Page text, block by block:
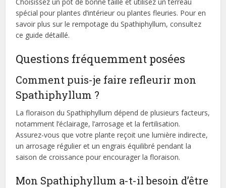
spécial pour plantes d’intérieur ou plantes fleuries. Pour en
savoir plus sur le rempotage du Spathiphyllum, consultez
ce guide détaillé​​.
Questions fréquemment posées
Comment puis-je faire refleurir mon
Spathiphyllum ?
La floraison du Spathiphyllum dépend de plusieurs facteurs,
notamment l’éclairage, l’arrosage et la fertilisation.
Assurez-vous que votre plante reçoit une lumière indirecte,
un arrosage régulier et un engrais équilibré pendant la
saison de croissance pour encourager la floraison.
Mon Spathiphyllum a-t-il besoin d’être